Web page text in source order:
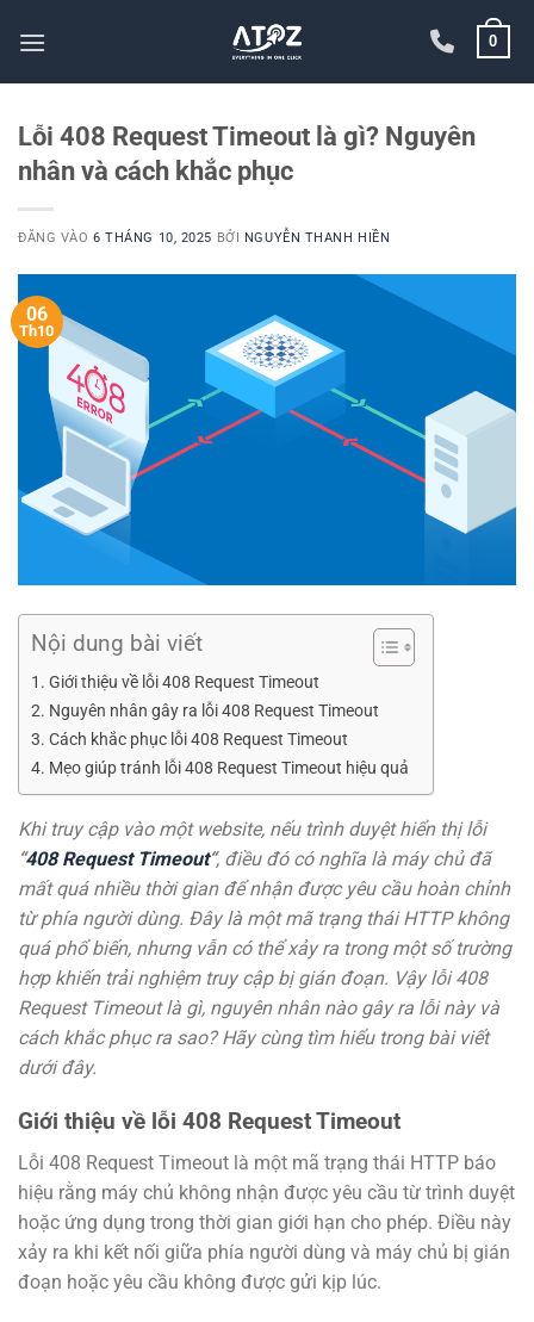
qua
0
Lỗi 408 Request Timeout là gì? Nguyên
nhân và cách khắc phục
ĐĂNG VÀO6 THÁNG 10, 2025 BỞI NGUYỄN THANH HIỀN
06
Th10
Nội dung bài viết
Giới thiệu về lỗi 408 Request Timeout
Nguyên nhân gây ra lỗi 408 Request Timeout
Cách khắc phục lỗi 408 Request Timeout
Mẹo giúp tránh lỗi 408 Request Timeout hiệu quả
Khi truy cập vào một website, nếu trình duyệt hiển thị lỗi
“408 Request Timeout“, điều đó có nghĩa là máy chủ đã
mất quá nhiều thời gian để nhận được yêu cầu hoàn chỉnh
từ phía người dùng. Đây là một mã trạng thái HTTP không
quá phổ biến, nhưng vẫn có thể xảy ra trong một số trường
hợp khiến trải nghiệm truy cập bị gián đoạn. Vậy lỗi 408
Request Timeout là gì, nguyên nhân nào gây ra lỗi này và
cách khắc phục ra sao? Hãy cùng tìm hiểu trong bài viết
dưới đây.
Giới thiệu về lỗi 408 Request Timeout
Lỗi 408 Request Timeout là một mã trạng thái HTTP báo
hiệu rằng máy chủ không nhận được yêu cầu từ trình duyệt
hoặc ứng dụng trong thời gian giới hạn cho phép. Điều này
xảy ra khi kết nối giữa phía người dùng và máy chủ bị gián
đoạn hoặc yêu cầu không được gửi kịp lúc.